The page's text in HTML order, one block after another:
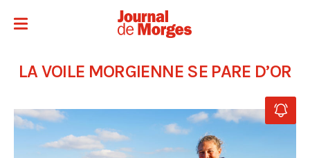
LA VOILE MORGIENNE SE PARE D’OR